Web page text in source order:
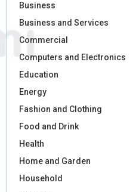
Business
Business and Services
Commercial
Computers and Electronics
Education
Energy
Fashion and Clothing
Food and Drink
Health
Home and Garden
Household